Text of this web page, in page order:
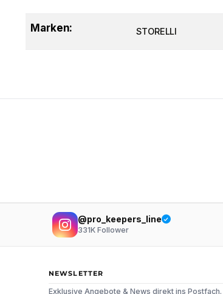
Marken: STORELLI
@pro_keepers_line
331KFollower
NEWSLETTER
Exklusive Angebote & News direkt ins Postfach.